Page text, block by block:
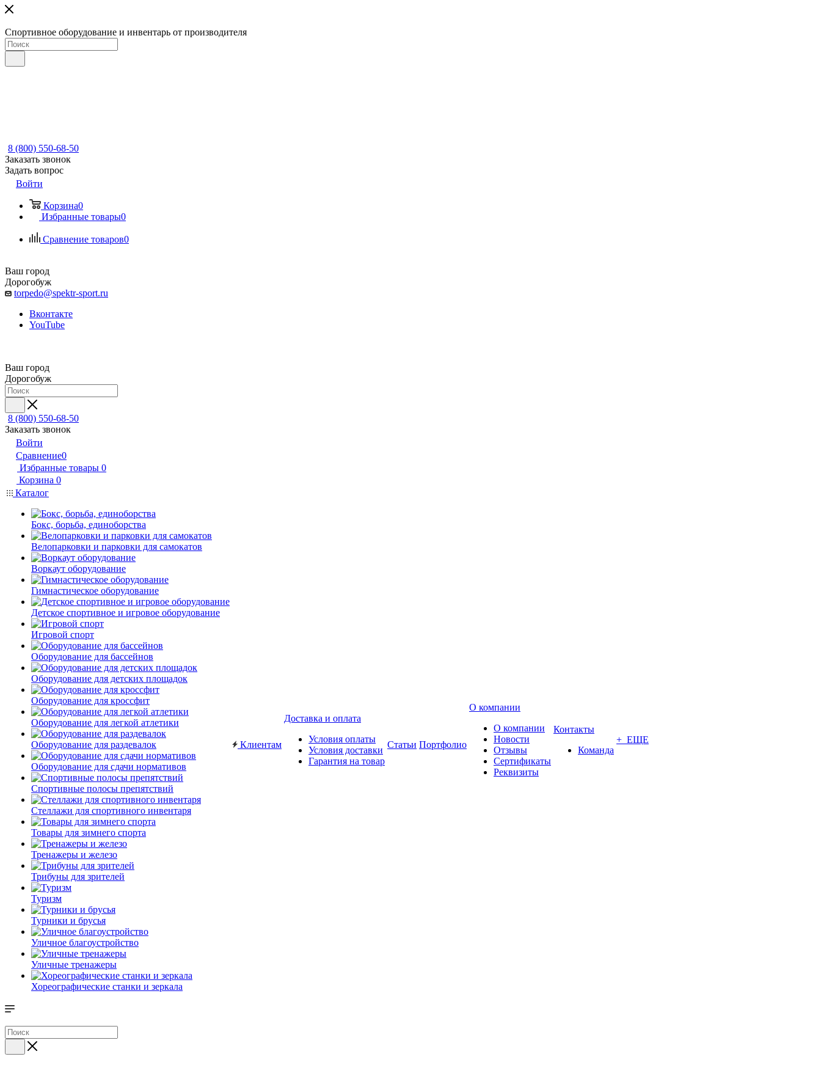
Спортивное оборудование и инвентарь от производителя
8 (800) 550-68-50
Заказать звонок
Задать вопрос
Войти
Корзина0
Избранные товары0
Сравнение товаров0
Ваш город
Дорогобуж
torpedo@spektr-sport.ru
Вконтакте
YouTube
Ваш город
Дорогобуж
8 (800) 550-68-50
Заказать звонок
Войти
Сравнение0
Избранные товары 0
Корзина 0
Каталог
Бокс, борьба, единоборства
Велопарковки и парковки для самокатов
Воркаут оборудование
Гимнастическое оборудование
Детское спортивное и игровое оборудование
Игровой спорт
Оборудование для бассейнов
Оборудование для детских площадок
Оборудование для кроссфит
Оборудование для легкой атлетики
Оборудование для раздевалок
Оборудование для сдачи нормативов
Спортивные полосы препятствий
Стеллажи для спортивного инвентаря
Товары для зимнего спорта
Тренажеры и железо
Трибуны для зрителей
Туризм
Турники и брусья
Уличное благоустройство
Уличные тренажеры
Хореографические станки и зеркала
Клиентам
Доставка и оплата
Условия оплаты
Условия доставки
Гарантия на товар
Статьи Портфолио
О компании
О компании
Новости
Отзывы
Сертификаты
Реквизиты
Контакты
Команда
+ ЕЩЕ